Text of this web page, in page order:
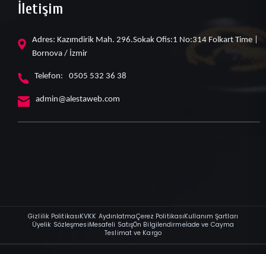
İletişim
Adres: Kazımdirik Mah. 296.Sokak Ofis:1 No:314 Folkart Time |
Bornova / İzmir
Telefon: 0505 532 36 38
admin@alestaweb.com
Gizlilik PolitikasıKVKK AydınlatmaÇerez PolitikasıKullanım Şartları
Üyelik SözleşmesiMesafeli SatışÖn Bilgilendirmeİade ve Cayma
Teslimat ve Kargo